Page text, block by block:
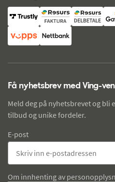
Få nyhetsbrev med Ving-
Meld deg på nyhetsbrevet og bli
tilbud og unike fordeler.
E-post
Om innhenting av